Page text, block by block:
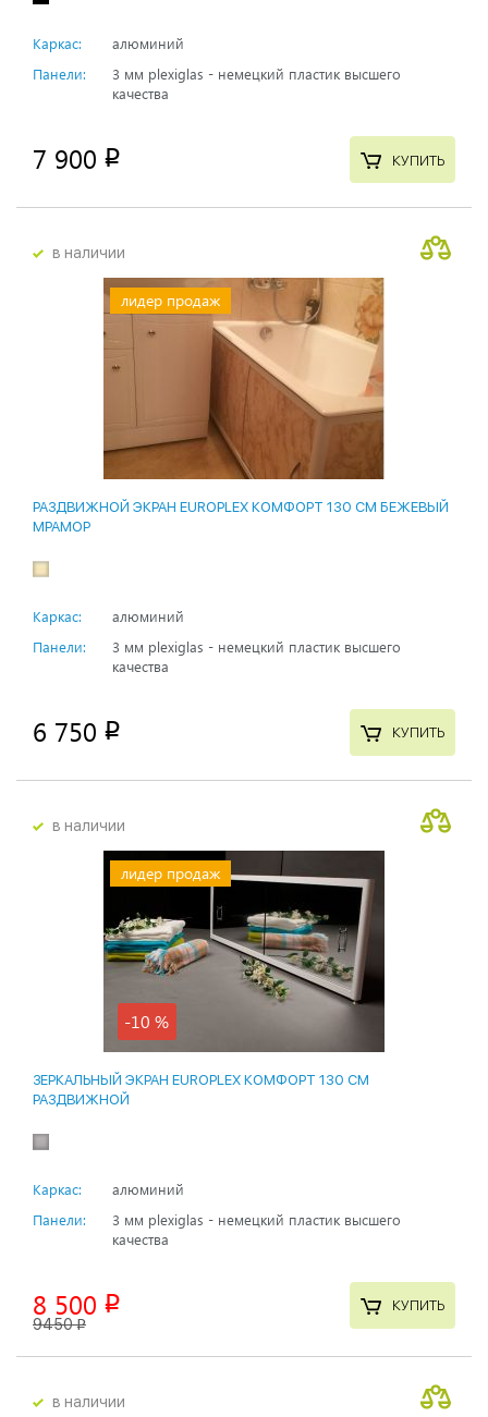
Каркас:
алюминий
Панели:
3 мм plexiglas - немецкий пластик высшего
качества
7 900 p КУПИТЬ
в наличии
лидер продаж
РАЗДВИЖНОЙ ЭКРАН EUROPLEX КОМФОРТ 130 СМ БЕЖЕВЫЙ
МРАМОР
Каркас:
алюминий
Панели:
3 мм plexiglas - немецкий пластик высшего
качества
6 750 p КУПИТЬ
в наличии
лидер продаж
-10 %
ЗЕРКАЛЬНЫЙ ЭКРАН EUROPLEX КОМФОРТ 130 СМ
РАЗДВИЖНОЙ
Каркас:
алюминий
Панели:
3 мм plexiglas - немецкий пластик высшего
качества
8 500 p
9450p
КУПИТЬ
в наличии